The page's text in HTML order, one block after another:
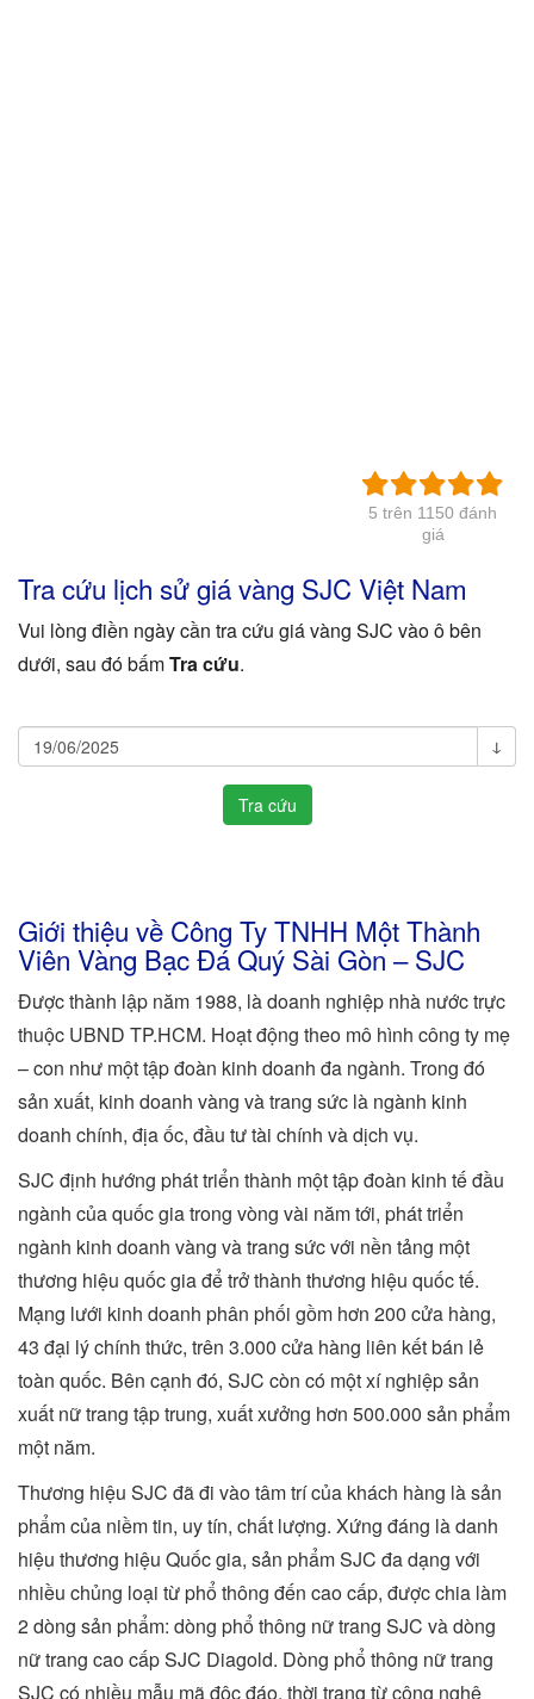
5 trên 1150 đánh
giá
Tra cứu lịch sử giá vàng SJC Việt Nam
Vui lòng điền ngày cần tra cứu giá vàng SJC vào ô bên
dưới, sau đó bấmTra cứu.
cứu
giá
ↆ
Tra cứu
Giới thiệu về Công Ty TNHH Một Thành
Viên Vàng Bạc Đá Quý Sài Gòn – SJC
Được thành lập năm 1988, là doanh nghiệp nhà nước trực
thuộc UBND TP.HCM. Hoạt động theo mô hình công ty mẹ
– con như một tập đoàn kinh doanh đa ngành. Trong đó
sản xuất, kinh doanh vàng và trang sức là ngành kinh
doanh chính, địa ốc, đầu tư tài chính và dịch vụ.
SJC định hướng phát triển thành một tập đoàn kinh tế đầu
ngành của quốc gia trong vòng vài năm tới, phát triển
ngành kinh doanh vàng và trang sức với nền tảng một
thương hiệu quốc gia để trở thành thương hiệu quốc tế.
Mạng lưới kinh doanh phân phối gồm hơn 200 cửa hàng,
43 đại lý chính thức, trên 3.000 cửa hàng liên kết bán lẻ
toàn quốc. Bên cạnh đó, SJC còn có một xí nghiệp sản
xuất nữ trang tập trung, xuất xưởng hơn 500.000 sản phẩm
một năm.
Thương hiệu SJC đã đi vào tâm trí của khách hàng là sản
phẩm của niềm tin, uy tín, chất lượng. Xứng đáng là danh
hiệu thương hiệu Quốc gia, sản phẩm SJC đa dạng với
nhiều chủng loại từ phổ thông đến cao cấp, được chia làm
2 dòng sản phẩm: dòng phổ thông nữ trang SJC và dòng
nữ trang cao cấp SJC Diagold. Dòng phổ thông nữ trang
SJC có nhiều mẫu mã độc đáo, thời trang từ công nghệ